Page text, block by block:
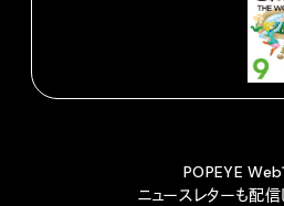
POPEYE
ニュースレターも配信